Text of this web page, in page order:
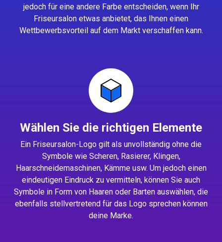
jedoch für eine andere Farbe entscheiden, wenn Ihr
Friseursalon etwas anbietet, das Ihnen einen
Wettbewerbsvorteil auf dem Markt verschaffen kann.
Wählen Sie die richtigen Elemente
Ein Friseursalon-Logo gilt als unvollständig ohne die
Symbole wie Scheren, Rasierer, Klingen,
Haarschneidemaschinen, Kämme usw. Um jedoch einen
eindeutigen Eindruck zu vermitteln, können Sie auch
Symbole in Form von Haaren oder Barten auswählen, die
ebenfalls stellvertretend für das Logo sprechen können
deine Marke.